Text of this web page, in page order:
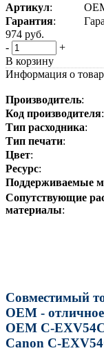
Артикул:
Гарантия:
974 руб.
-
+
В корзину
Информация о
Производитель:
Код производителя:
Тип расходника:
Тип печати:
Цвет:
Ресурс:
Поддерживаемые
Сопутствующие
материалы:
Совместимый
OEM -
OEM C-
Canon C-